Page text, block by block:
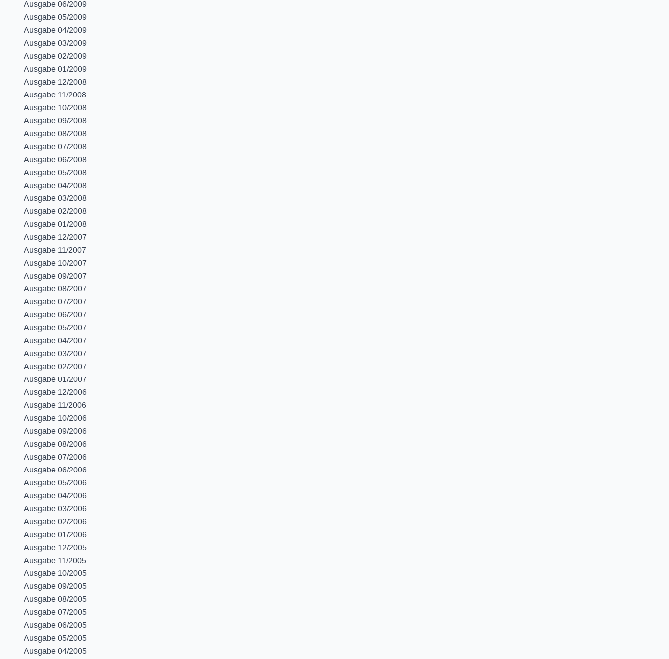
Ausgabe 06/2009
Ausgabe 05/2009
Ausgabe 04/2009
Ausgabe 03/2009
Ausgabe 02/2009
Ausgabe 01/2009
Ausgabe 12/2008
Ausgabe 11/2008
Ausgabe 10/2008
Ausgabe 09/2008
Ausgabe 08/2008
Ausgabe 07/2008
Ausgabe 06/2008
Ausgabe 05/2008
Ausgabe 04/2008
Ausgabe 03/2008
Ausgabe 02/2008
Ausgabe 01/2008
Ausgabe 12/2007
Ausgabe 11/2007
Ausgabe 10/2007
Ausgabe 09/2007
Ausgabe 08/2007
Ausgabe 07/2007
Ausgabe 06/2007
Ausgabe 05/2007
Ausgabe 04/2007
Ausgabe 03/2007
Ausgabe 02/2007
Ausgabe 01/2007
Ausgabe 12/2006
Ausgabe 11/2006
Ausgabe 10/2006
Ausgabe 09/2006
Ausgabe 08/2006
Ausgabe 07/2006
Ausgabe 06/2006
Ausgabe 05/2006
Ausgabe 04/2006
Ausgabe 03/2006
Ausgabe 02/2006
Ausgabe 01/2006
Ausgabe 12/2005
Ausgabe 11/2005
Ausgabe 10/2005
Ausgabe 09/2005
Ausgabe 08/2005
Ausgabe 07/2005
Ausgabe 06/2005
Ausgabe 05/2005
Ausgabe 04/2005